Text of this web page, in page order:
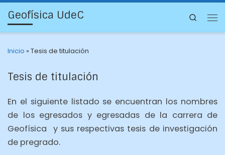
Geofísica UdeC Search
Inicio »Tesis de titulación
Tesis de titulación
En el siguiente listado se encuentran los nombres
de los egresados y egresadas de la carrera de
Geofísica y sus respectivas tesis de investigación
de pregrado.